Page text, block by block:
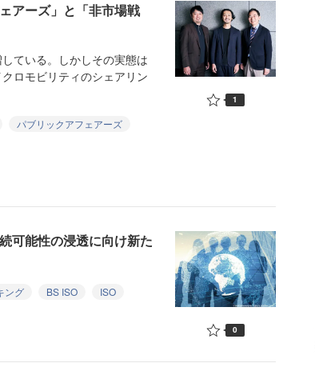
アーズ」と「非市場戦
ている。しかしその実態は
ロモビリティのシェアリン
パブリックアフェアーズ
1
可能性の浸透に向け新た
ング BS ISO
ISO
0